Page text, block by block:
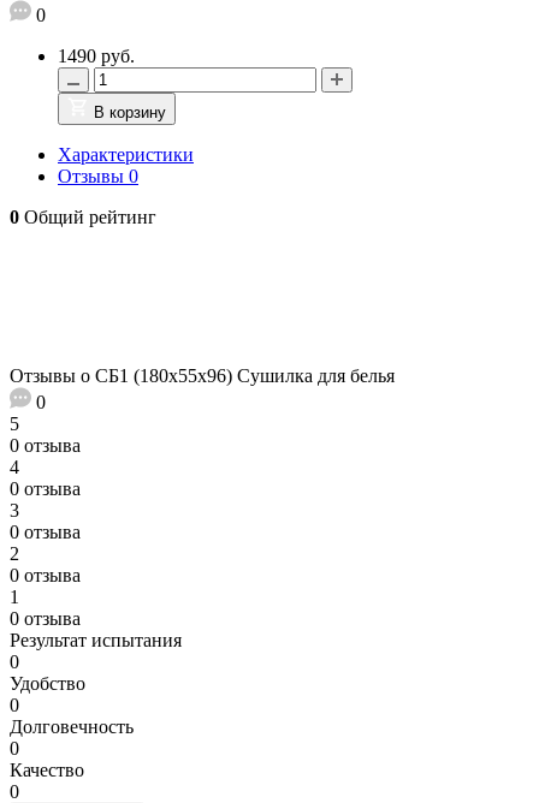
0
1490 руб.
В корзину
Характеристики
Отзывы 0
0 Общий рейтинг
Отзывы о СБ1 (180х55х96) Сушилка для белья
0
5
0 отзыва
4
0 отзыва
3
0 отзыва
2
0 отзыва
1
0 отзыва
Результат испытания
0
Удобство
0
Долговечность
0
Качество
0